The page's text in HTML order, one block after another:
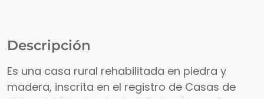
Descripción
Es una casa rural rehabilitada en piedra y
madera, inscrita en el registro de Casas de